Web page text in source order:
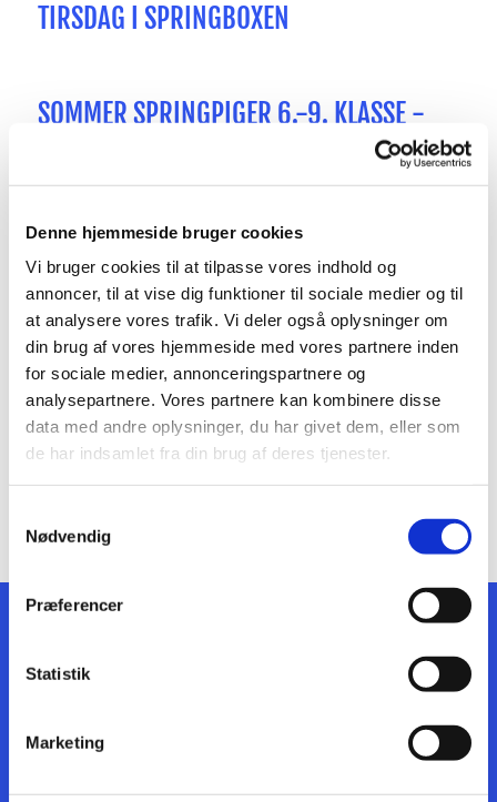
Denne hjemmeside bruger cookies
Vi bruger cookies til at tilpasse vores indhold og
annoncer, til at vise dig funktioner til sociale medier og til
at analysere vores trafik. Vi deler også oplysninger om
din brug af vores hjemmeside med vores partnere inden
for sociale medier, annonceringspartnere og
analysepartnere. Vores partnere kan kombinere disse
data med andre oplysninger, du har givet dem, eller som
de har indsamlet fra din brug af deres tjenester.
Nødvendig
Præferencer
Statistik
Marketing
TIRSDAG I SPRINGBOXEN
SOMMER SPRINGPIGER 6.-9. KLASSE -
SOMMER SPRINGFYRERNE 0.-3. KLASSE -
ONSDAG I SPRINGBOXEN
SOMMER SPRINGFYRERNE 4.-9. KLASSE -
ONSDAG I SPRINGBOXEN
HAR DU SPØRGSMÅL?
Skriv hvis der er noget, du er i tvivl om eller